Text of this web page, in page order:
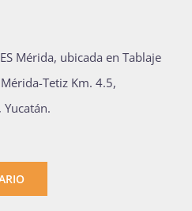
Mérida, ubicada en Tablaje
Tetiz Km. 4.5,